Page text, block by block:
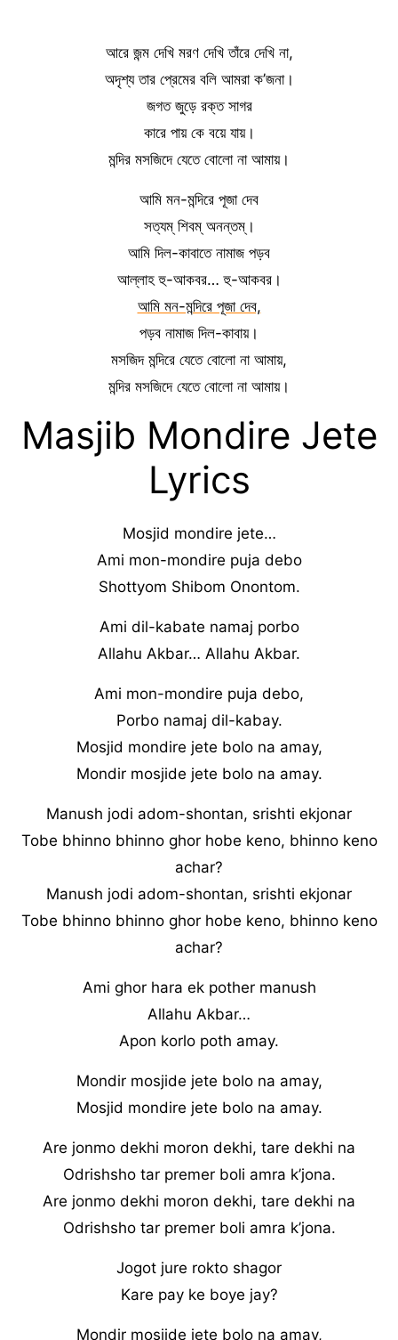
আরে জন্ম দেখি মরণ দেখি তাঁরে দেখি না,
অদৃশ্য তার প্রেমের বলি আমরা ক’জনা।
জগত জুড়ে রক্ত সাগর
কারে পায় কে বয়ে যায়।
মন্দির মসজিদে যেতে বোলো না আমায়।
আমি মন-মন্দিরে পূজা দেব
সত্যম্ শিবম্ অনন্তম্।
আমি দিল-কাবাতে নামাজ পড়ব
আল্লাহ হু-আকবর… হু-আকবর।
আমি মন-মন্দিরে পূজা দেব,
পড়ব নামাজ দিল-কাবায়।
মসজিদ মন্দিরে যেতে বোলো না আমায়,
মন্দির মসজিদে যেতে বোলো না আমায়।
Masjib Mondire Jete
Lyrics
Mosjid mondire jete…
Ami mon-mondire puja debo
Shottyom Shibom Onontom.
Ami dil-kabate namaj porbo
Allahu Akbar… Allahu Akbar.
Ami mon-mondire puja debo,
Porbo namaj dil-kabay.
Mosjid mondire jete bolo na amay,
Mondir mosjide jete bolo na amay.
Manush jodi adom-shontan, srishti ekjonar
Tobe bhinno bhinno ghor hobe keno, bhinno keno
achar?
Manush jodi adom-shontan, srishti ekjonar
Tobe bhinno bhinno ghor hobe keno, bhinno keno
achar?
Ami ghor hara ek pother manush
Allahu Akbar…
Apon korlo poth amay.
Mondir mosjide jete bolo na amay,
Mosjid mondire jete bolo na amay.
Are jonmo dekhi moron dekhi, tare dekhi na
Odrishsho tar premer boli amra k’jona.
Are jonmo dekhi moron dekhi, tare dekhi na
Odrishsho tar premer boli amra k’jona.
Jogot jure rokto shagor
Kare pay ke boye jay?
Mondir mosjide jete bolo na amay,